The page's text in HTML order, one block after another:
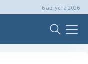
6 августа 2026